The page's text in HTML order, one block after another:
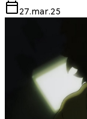
27.mar.25